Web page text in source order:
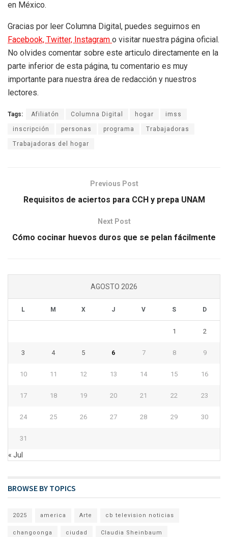
en México.
Gracias por leer Columna Digital, puedes seguirnos en
Facebook, Twitter, Instagram o visitar nuestra página oficial.
No olvides comentar sobre este articulo directamente en la
parte inferior de esta página, tu comentario es muy
importante para nuestra área de redacción y nuestros
lectores.
Tags: Afiliatón Columna Digital hogar imss
inscripción personas programa Trabajadoras
Trabajadoras del hogar
Previous Post
Requisitos de aciertos para CCH y prepa UNAM
Next Post
Cómo cocinar huevos duros que se pelan fácilmente
AGOSTO 2026
L M X J V S D
1 2
3 4 5 6 7 8 9
10 11 12 13 14 15 16
17 18 19 20 21 22 23
24 25 26 27 28 29 30
31
« Jul
BROWSE BY TOPICS
2025 america Arte cb television noticias
changoonga ciudad Claudia Sheinbaum